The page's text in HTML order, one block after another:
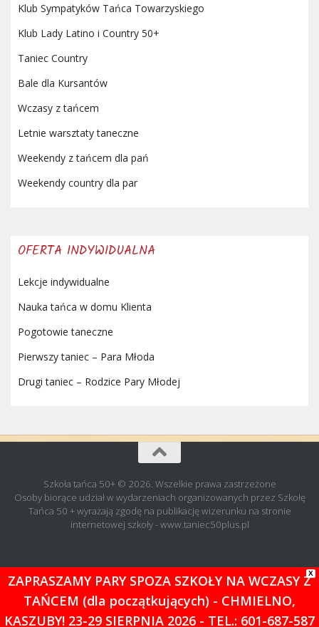
Klub Sympatyków Tańca Towarzyskiego
Klub Lady Latino i Country 50+
Taniec Country
Bale dla Kursantów
Wczasy z tańcem
Letnie warsztaty taneczne
Weekendy z tańcem dla pań
Weekendy country dla par
OFERTA INDYWIDUALNA
Lekcje indywidualne
Nauka tańca w domu Klienta
Pogotowie taneczne
Pierwszy taniec – Para Młoda
Drugi taniec – Rodzice Pary Młodej
Szkoła tańca 50+ © 2026. Wszelkie prawa zastrzeżone
Osoby biorące udział w wydarzeniach organizowanych przez Szkołę
Tańca 50 + wyrażają zgodę na publikację wizerunku na stronie
internetowej szkoły - www.taniec50plus.pl
X
ZAPRASZAMY PARY SPOZA SZKOŁY NA WCZASY Z
TAŃCEM (dla początkujących) - CHMIELNO,
KASZUBY! 23-29 SIERPNIA 2026 - TEL.: 601-687-587